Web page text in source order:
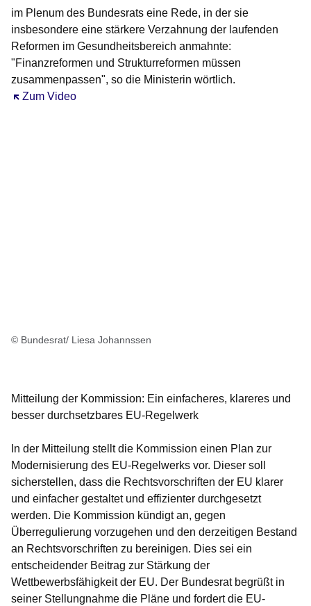
im Plenum des Bundesrats eine Rede, in der sie
insbesondere eine stärkere Verzahnung der laufenden
Reformen im Gesundheitsbereich anmahnte:
"Finanzreformen und Strukturreformen müssen
zusammenpassen", so die Ministerin wörtlich.
Zum Video
Öffnet sich in einem neuen Fenster
© Bundesrat/ Liesa Johannssen
Mitteilung der Kommission: Ein einfacheres, klareres und
besser durchsetzbares EU-Regelwerk
In der Mitteilung stellt die Kommission einen Plan zur
Modernisierung des EU-Regelwerks vor. Dieser soll
sicherstellen, dass die Rechtsvorschriften der EU klarer
und einfacher gestaltet und effizienter durchgesetzt
werden. Die Kommission kündigt an, gegen
Überregulierung vorzugehen und den derzeitigen Bestand
an Rechtsvorschriften zu bereinigen. Dies sei ein
entscheidender Beitrag zur Stärkung der
Wettbewerbsfähigkeit der EU. Der Bundesrat begrüßt in
seiner Stellungnahme die Pläne und fordert die EU-